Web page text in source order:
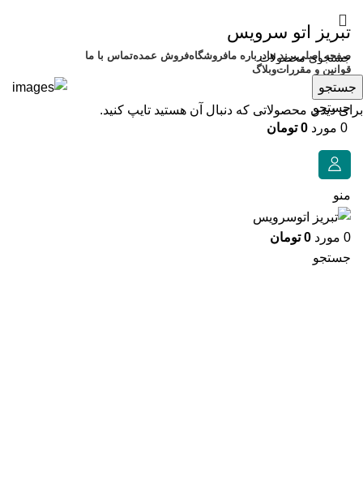
تبریز اتو سرویس
صفحه اصلیبرند هادرباره مافروشگاهفروش عمدهتماس با ما
قوانین و مقرراتوبلاگ
جستجو
0 مورد 0 تومان
منو
0 مورد 0 تومان
جستجو
جستجو
برای دیدن محصولاتی که دنبال آن هستید تایپ کنید.